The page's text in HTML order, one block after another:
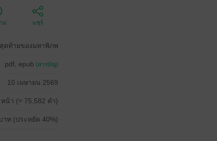
ม แชร์
ดท้ายของมหาพิภพ
pdf, epub (สารบัญ)
10 เมษายน 2569
น้า (≈ 75,582 คำ)
าท (ประหยัด 40%)